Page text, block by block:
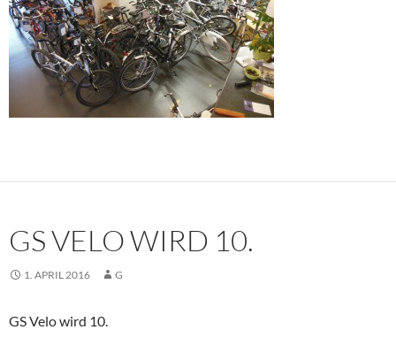
GS VELO WIRD 10.
1. APRIL 2016 G
GS Velo wird 10.